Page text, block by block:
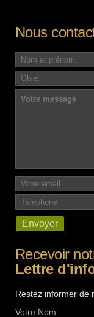
Nous
Recevoir
Lettre
Restez informer de
Votre Nom